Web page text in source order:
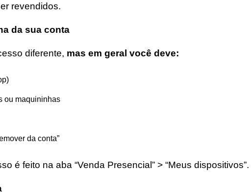
revendidos.
da sua conta
diferente, mas em geral você deve:
ou maquininhas
da conta”
é feito na aba “Venda Presencial” > “Meus dispositivos”.